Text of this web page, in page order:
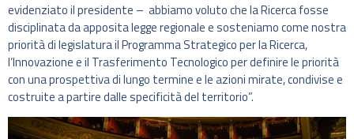
evidenziato il presidente – abbiamo voluto che la Ricerca fosse
disciplinata da apposita legge regionale e sosteniamo come nostra
priorità di legislatura il Programma Strategico per la Ricerca,
l’Innovazione e il Trasferimento Tecnologico per definire le priorità
con una prospettiva di lungo termine e le azioni mirate, condivise e
costruite a partire dalle specificità del territorio”.